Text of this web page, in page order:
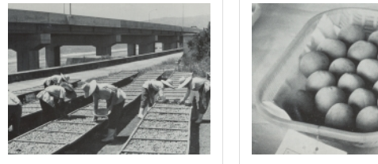
議会局
議会総務課